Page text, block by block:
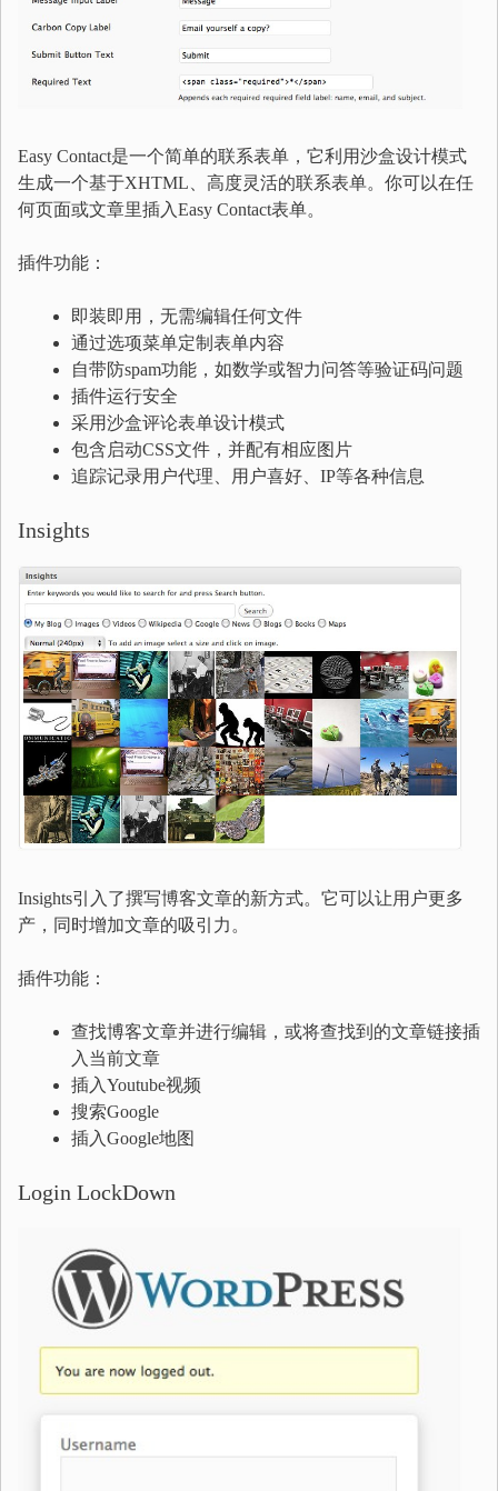
Easy Contact是一个简单的联系表单，它利用沙盒设计模式
生成一个基于XHTML、高度灵活的联系表单。你可以在任
何页面或文章里插入Easy Contact表单。
插件功能：
即装即用，无需编辑任何文件
通过选项菜单定制表单内容
自带防spam功能，如数学或智力问答等验证码问题
插件运行安全
采用沙盒评论表单设计模式
包含启动CSS文件，并配有相应图片
追踪记录用户代理、用户喜好、IP等各种信息
Insights
Insights引入了撰写博客文章的新方式。它可以让用户更多
产，同时增加文章的吸引力。
插件功能：
查找博客文章并进行编辑，或将查找到的文章链接插
入当前文章
插入Youtube视频
搜索Google
插入Google地图
Login LockDown